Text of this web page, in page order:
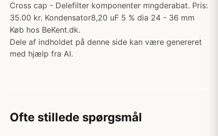
Cross cap - Delefilter komponenter mngderabat. Pris:
35.00 kr. Kondensator8,20 uF 5 % dia 24 - 36 mm
Køb hos BeKent.dk.
Dele af indholdet på denne side kan være genereret
med hjælp fra AI.
Ofte stillede spørgsmål